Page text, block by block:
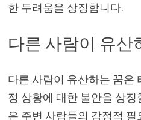
한 두려움을 상징합니다.
다른 사람이 유산
다른 사람이 유산하는 꿈은
정 상황에 대한 불안을 상
은 주변 사람들의 감정적